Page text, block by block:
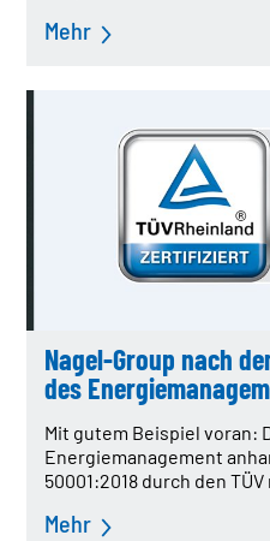
Mehr
Nagel-Group nach
des
Mit gutem Beispiel voran:
Energiemanagement
50001:2018 durch den
Mehr